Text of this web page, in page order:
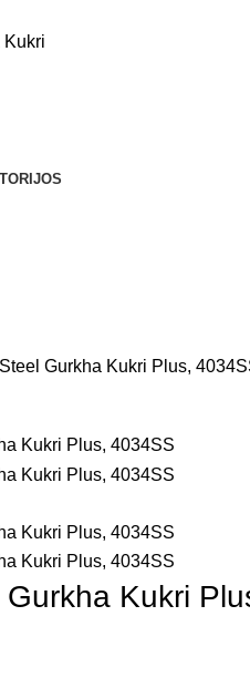
Gurkha Kukri Plus,
Kukri